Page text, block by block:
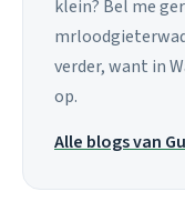
klein? Bel me
verder, want in
op.
Alle blogs van